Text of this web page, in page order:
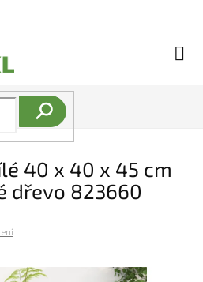
40 x 40 x 45 cm
dřevo 823660
0,0 z 5 hvězdiček.